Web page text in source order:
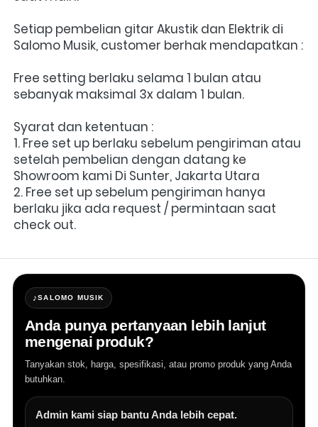
Setiap pembelian gitar Akustik dan Elektrik di
Free setting berlaku selama 1 bulan atau
sebanyak maksimal 3x dalam 1 bulan.
Syarat dan ketentuan :
1. Free set up berlaku sebelum pengiriman atau
setelah pembelian dengan datang ke
Showroom kami Di Sunter, Jakarta Utara
2. Free set up sebelum pengiriman hanya
berlaku jika ada request / permintaan saat
check out.
♪SALOMO MUSIK
Anda punya pertanyaan lebih lanjut
mengenai produk?
Tanyakan stok, harga, spesifikasi, atau promo produk yang Anda
butuhkan.
Admin kami siap bantu Anda lebih cepat.